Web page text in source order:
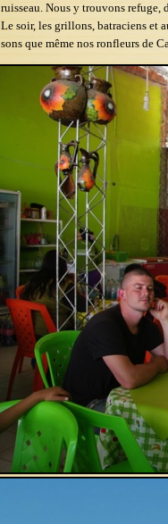
ruisseau. Nous y trouvons refuge,
Le soir, les grillons, batraciens et
sons que même nos ronfleurs de